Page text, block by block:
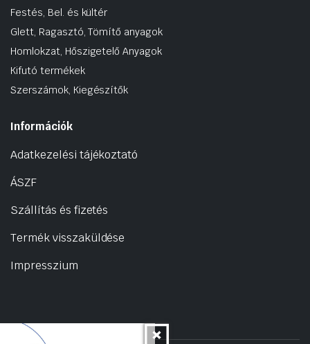
Festés, Bel. és kültér
Glett, Ragasztó, Tömítő anyagok
Homlokzat, Hőszigetelő Anyagok
Kifutó termékek
Szerszámok, Kiegészítők
Információk
Adatkezelési tájékoztató
ÁSZF
Szállítás és fizetés
Termék visszaküldése
Impresszium